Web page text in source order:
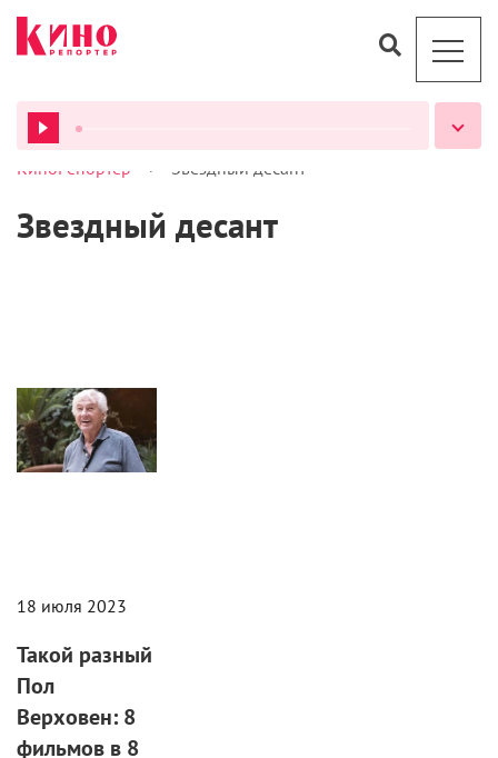
ВСЕ ПОДКАСТЫ
КиноРепортер > Звездный десант
Звездный десант
18 июля 2023
Такой разный
Пол
Верховен: 8
фильмов в 8